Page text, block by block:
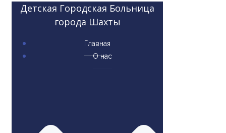
Детская Городская Больница
города Шахты
Главная
О нас